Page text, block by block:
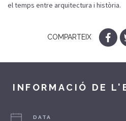
el temps entre arquitectura i història.
COMPARTEIX
INFORMACIÓ DE
DATA